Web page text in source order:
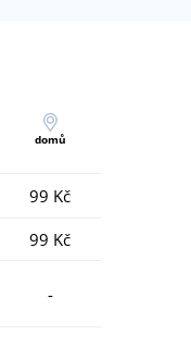
domů
99 Kč
99 Kč
-